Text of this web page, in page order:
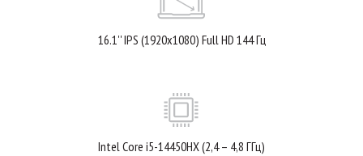
16.1'' IPS (1920x1080) Full HD 144 Гц
Intel Core i5-14450HX (2,4 – 4,8 ГГц)